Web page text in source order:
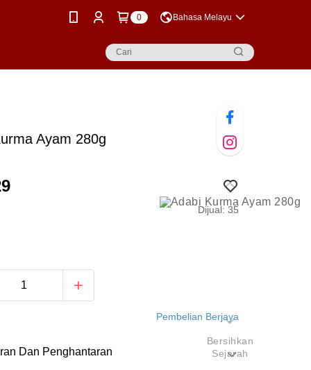
0 Bahasa Melayu
Ayam 280g
Dijual: 35
Pembelian Berjaya
Dan Penghantaran
Bersihkan
Sejarah